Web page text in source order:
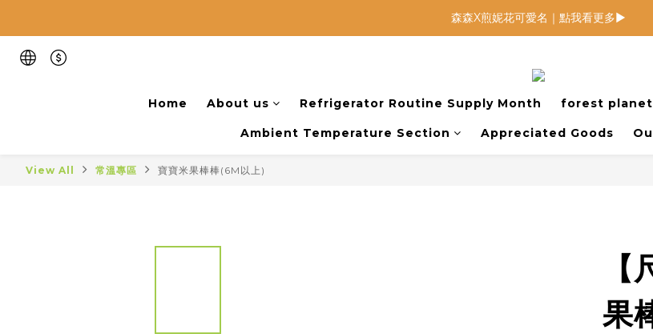
低鈉燉飯燉麵回歸 趕緊補貨！
低鈉燉飯燉麵回歸 趕緊補貨！
低鈉燉飯燉麵回歸 趕緊補貨！
Home About us Refrigerator Routine Supply Month forest planet
Ambient Temperature Section Appreciated Goods
View All 常溫專區 寶寶米果棒棒(6M以上)
果